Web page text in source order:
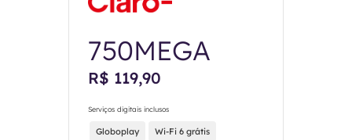
750MEGA
R$ 119,90
Serviços digitais inclusos
Globoplay Wi-Fi 6 grátis